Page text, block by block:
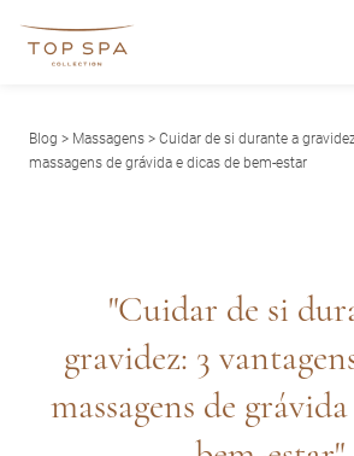
Blog > Massagens > Cuidar de si durante a
massagens de grávida e dicas de bem-estar
"Cuidar de si
gravidez: 3
massagens de